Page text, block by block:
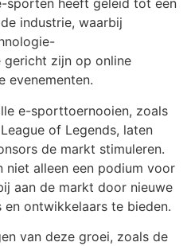
sporten heeft geleid tot een
industrie, waarbij
gericht zijn op online
evenementen.
e-sporttoernooien, zoals
of Legends, laten
de markt stimuleren.
niet alleen een podium voor
aan de markt door nieuwe
ontwikkelaars te bieden.
van deze groei, zoals de